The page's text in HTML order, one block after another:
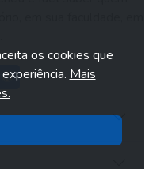
os cookies que
Mais